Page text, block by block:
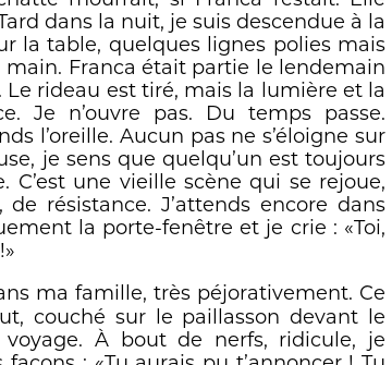
dans la nuit, je suis descendue à la
la table, quelques lignes polies mais
main. Franca était partie le lendemain
rideau est tiré, mais la lumière et la
Je n’ouvre pas. Du temps passe.
l’oreille. Aucun pas ne s’éloigne sur
je sens que quelqu’un est toujours
C’est une vieille scène qui se rejoue,
résistance. J’attends encore dans
la porte-fenêtre et je crie : «Toi,
ma famille, très péjorativement. Ce
couché sur le paillasson devant le
À bout de nerfs, ridicule, je